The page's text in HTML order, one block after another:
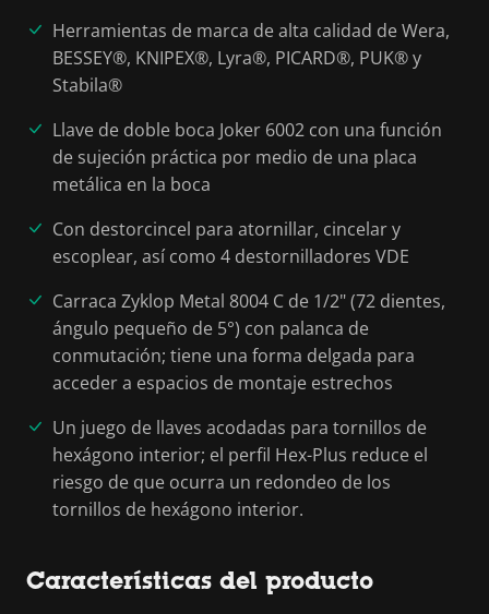
Herramientas de marca de alta calidad de Wera,
BESSEY®, KNIPEX®, Lyra®, PICARD®, PUK® y
Stabila®
Llave de doble boca Joker 6002 con una función
de sujeción práctica por medio de una placa
metálica en la boca
Con destorcincel para atornillar, cincelar y
escoplear, así como 4 destornilladores VDE
Carraca Zyklop Metal 8004 C de 1/2" (72 dientes,
ángulo pequeño de 5°) con palanca de
conmutación; tiene una forma delgada para
acceder a espacios de montaje estrechos
Un juego de llaves acodadas para tornillos de
hexágono interior; el perfil Hex-Plus reduce el
riesgo de que ocurra un redondeo de los
tornillos de hexágono interior.
Características del producto